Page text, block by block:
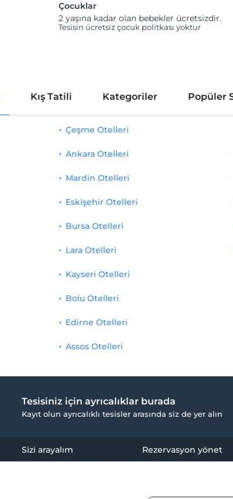
Çocuklar
2 yaşına kadar olan bebekler ücretsizdir.
Tesisin ücretsiz çocuk politkası yoktur
Kış Tatili Kategoriler Popüler
Çeşme Otelleri
Ankara Otelleri
Mardin Otelleri
Eskişehir Otelleri
Bursa Otelleri
Lara Otelleri
Kayseri Otelleri
Bolu Otelleri
Edirne Otelleri
Assos Otelleri
Tesisiniz için ayrıcalıklar burada
Kayıt olun ayrıcalıklı tesisler arasında siz de yer alın
Sizi arayalım Rezervasyon yönet